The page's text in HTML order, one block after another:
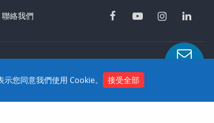
聯絡我們
您同意我們使用 Cookie。
接受全部